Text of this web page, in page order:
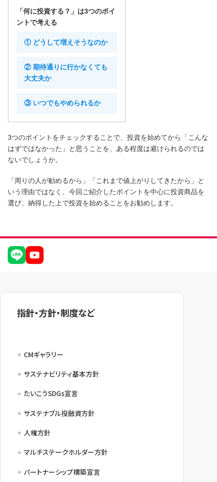
「何に投資する？」は3つのポイ
ントで考える
① どうして増えそうなのか
② 期待通りに行かなくても
大丈夫か
③ いつでもやめられるか
3つのポイントをチェックすることで、投資を始めてから「こんな
はずではなかった」と思うことを、ある程度は避けられるのでは
ないでしょうか。
「周りの人が勧めるから」「これまで値上がりしてきたから」と
いう理由ではなく、今回ご紹介したポイントを中心に投資商品を
選び、納得した上で投資を始めることをお勧めします。
指針・方針・制度など
CMギャラリー
サステナビリティ基本方針
たいこうSDGs宣言
サステナブル投融資方針
人権方針
マルチステークホルダー方針
パートナーシップ構築宣言